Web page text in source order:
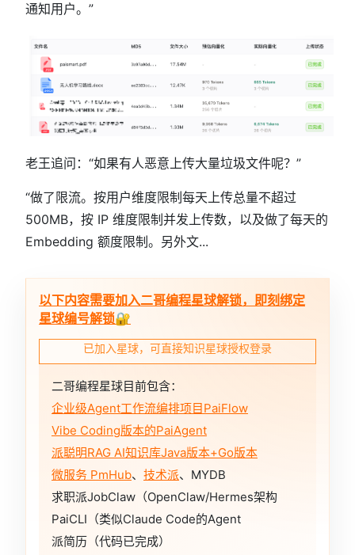
通知用户。”
老王追问：“如果有人恶意上传大量垃圾文件呢？”
“做了限流。按用户维度限制每天上传总量不超过
500MB，按 IP 维度限制并发上传数，以及做了每天的
Embedding 额度限制。另外文...
以下内容需要加入二哥编程星球解锁，即刻绑定
星球编号解锁🔐
已加入星球，可直接知识星球授权登录
二哥编程星球目前包含：
企业级Agent工作流编排项目PaiFlow
Vibe Coding版本的PaiAgent
派聪明RAG AI知识库Java版本+Go版本
微服务 PmHub、 技术派、MYDB
求职派JobClaw（OpenClaw/Hermes架构
PaiCLI（类似Claude Code的Agent
派简历（代码已完成）